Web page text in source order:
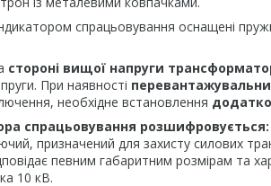
спрацьовування оснащені
стороні вищої напруги
При наявності
необхідне встановлення
спрацьовування розшифровується:
призначений для захисту силових
певним габаритним розмірам та
10 кВ.